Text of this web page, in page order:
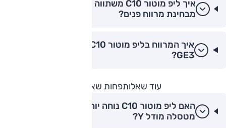
מבחינת מרווח פנים?
GE3?
עוד שאלותפחות שאלות
האם ליפ מוטור C10 נוחה יותר בנסיעה עירונית
מטסלה מודל Y?